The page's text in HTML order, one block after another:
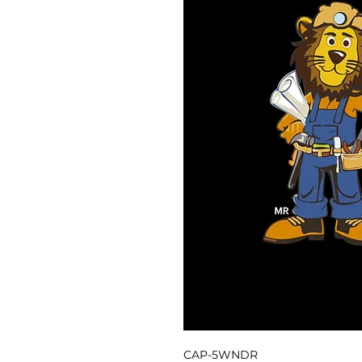
CAP-5WNDR